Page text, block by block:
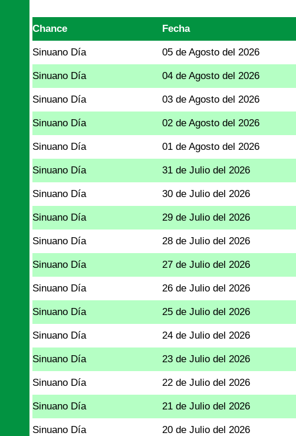
Chance Fecha
Sinuano Día 05 de Agosto del 2026
Sinuano Día 04 de Agosto del 2026
Sinuano Día 03 de Agosto del 2026
Sinuano Día 02 de Agosto del 2026
Sinuano Día 01 de Agosto del 2026
Sinuano Día 31 de Julio del 2026
Sinuano Día 30 de Julio del 2026
Sinuano Día 29 de Julio del 2026
Sinuano Día 28 de Julio del 2026
Sinuano Día 27 de Julio del 2026
Sinuano Día 26 de Julio del 2026
Sinuano Día 25 de Julio del 2026
Sinuano Día 24 de Julio del 2026
Sinuano Día 23 de Julio del 2026
Sinuano Día 22 de Julio del 2026
Sinuano Día 21 de Julio del 2026
Sinuano Día 20 de Julio del 2026